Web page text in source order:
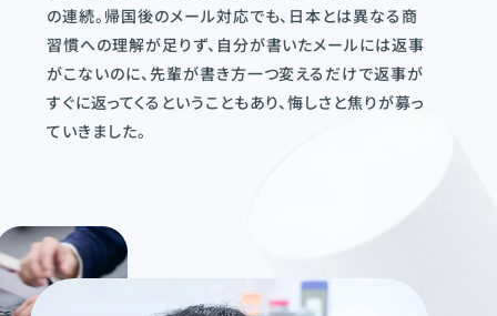
の連続。帰国後のメール対応でも、日本とは異なる商
習慣への理解が足りず、自分が書いたメールには返事
がこないのに、先輩が書き方一つ変えるだけで返事が
すぐに返ってくるということもあり、悔しさと焦りが募っ
ていきました。